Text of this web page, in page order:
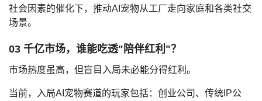
社会因素的催化下，推动AI宠物从工厂走向家庭和各类社交
场景。
03 千亿市场，谁能吃透"陪伴红利"？
市场热度虽高，但盲目入局未必能分得红利。
当前，入局AI宠物赛道的玩家包括：创业公司、传统IP公